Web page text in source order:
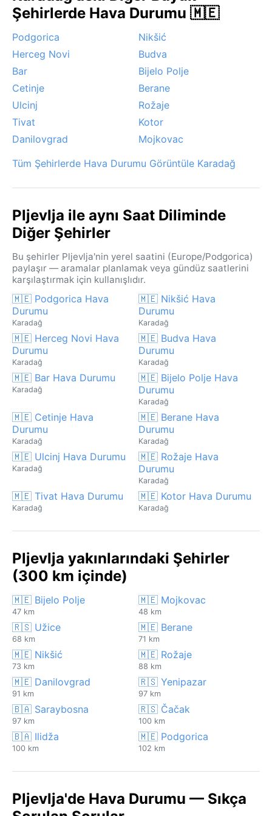
çekici bir hava olayı olarak, kışın sık sık buzlu sis
tabakası oluşuyor, özellikle sabah saatlerinde görüşü
düşürüyor. İlkbaharda ise eriyen karlarla birlikte
akarsularda ani taşkın riski var, ama genelde kontrol
altında tutuluyor. Ne kasırga ne de muson etkisi
görülen bu bölgede, en belirgin atmosfer olayı kışın o
sessiz, yoğun kar yağışı.
Şehirlerde Hava Durumu 🇲🇪
Podgorica
Nikšić
Herceg Novi
Budva
Bar
Bijelo Polje
Cetinje
Berane
Ulcinj
Rožaje
Tivat
Kotor
Danilovgrad
Mojkovac
Tüm Şehirlerde Hava Durumu Görüntüle Karadağ
Pljevlja ile aynı Saat Diliminde
Diğer Şehirler
Bu şehirler Pljevlja'nin yerel saatini (Europe/Podgorica)
paylaşır — aramalar planlamak veya gündüz saatlerini
karşılaştırmak için kullanışlıdır.
🇲🇪 Podgorica Hava
Durumu
Karadağ
🇲🇪 Nikšić Hava
Durumu
Karadağ
🇲🇪 Herceg Novi Hava
Durumu
Karadağ
🇲🇪 Budva Hava
Durumu
Karadağ
🇲🇪 Bar Hava Durumu
Karadağ
🇲🇪 Bijelo Polje Hava
Durumu
Karadağ
🇲🇪 Cetinje Hava
Durumu
Karadağ
🇲🇪 Berane Hava
Durumu
Karadağ
🇲🇪 Ulcinj Hava Durumu
Karadağ
🇲🇪 Rožaje Hava
Durumu
Karadağ
🇲🇪 Tivat Hava Durumu
Karadağ
🇲🇪 Kotor Hava Durumu
Karadağ
Pljevlja yakınlarındaki Şehirler
(300 km içinde)
🇲🇪 Bijelo Polje
47 km
🇲🇪 Mojkovac
48 km
🇷🇸 Užice
68 km
🇲🇪 Berane
71 km
🇲🇪 Nikšić
73 km
🇲🇪 Rožaje
88 km
🇲🇪 Danilovgrad
91 km
🇷🇸 Yenipazar
97 km
🇧🇦 Saraybosna
97 km
🇷🇸 Čačak
100 km
🇧🇦 Ilidža
100 km
🇲🇪 Podgorica
102 km
Pljevlja'de Hava Durumu — Sıkça